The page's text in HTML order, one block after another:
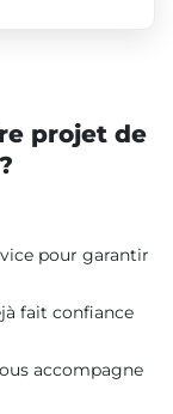
projet de
pour garantir
fait confiance
accompagne